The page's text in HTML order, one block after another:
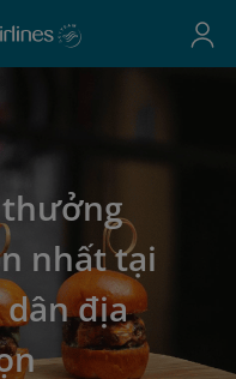
thưởng
nhất tại
địa